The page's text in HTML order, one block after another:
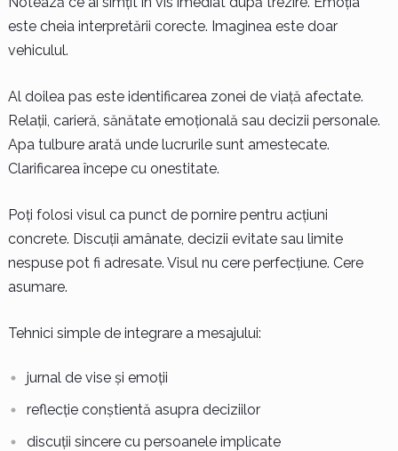
este cheia interpretării corecte. Imaginea este doar
vehiculul.
Al doilea pas este identificarea zonei de viață afectate.
Relații, carieră, sănătate emoțională sau decizii personale.
Apa tulbure arată unde lucrurile sunt amestecate.
Clarificarea începe cu onestitate.
Poți folosi visul ca punct de pornire pentru acțiuni
concrete. Discuții amânate, decizii evitate sau limite
nespuse pot fi adresate. Visul nu cere perfecțiune. Cere
asumare.
Tehnici simple de integrare a mesajului:
jurnal de vise și emoții
reflecție conștientă asupra deciziilor
discuții sincere cu persoanele implicate